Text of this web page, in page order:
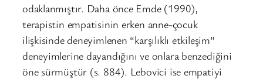
odaklanmıştır. Daha önce Emde (1990),
terapistin empatisinin erken anne-çocuk
ilişkisinde deneyimlenen “karşılıklı etkileşim”
deneyimlerine dayandığını ve onlara benzediğini
öne sürmüştür (s. 884). Lebovici ise empatiyi